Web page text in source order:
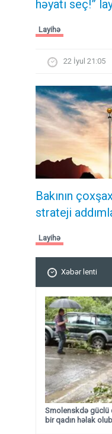
həyatı seç!”
Layihə
22 İyul 21:05
Bakının
strateji
Layihə
Xəbər lenti
Smolenskdə güclü
bir qadın həlak olub